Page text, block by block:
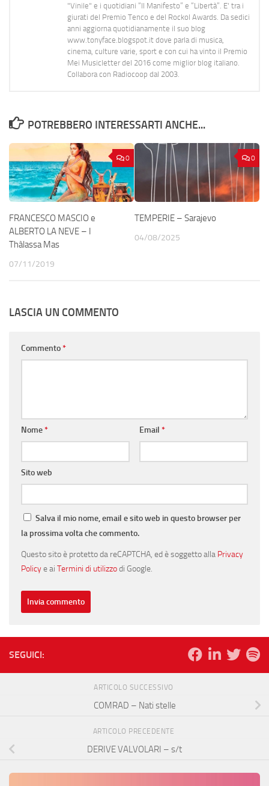
"Vinile" e i quotidiani “Il Manifesto” e “Libertà”. E' tra i
giurati del Premio Tenco e del Rockol Awards. Da sedici
anni aggiorna quotidianamente il suo blog
www.tonyface.blogspot.it dove parla di musica,
cinema, culture varie, sport e con cui ha vinto il Premio
Mei Musicletter del 2016 come miglior blog italiano.
Collabora con Radiocoop dal 2003.
POTREBBERO INTERESSARTI ANCHE...
0
FRANCESCO MASCIO e
ALBERTO LA NEVE – I
Thàlassa Mas
07/11/2019
0
TEMPERIE – Sarajevo
04/08/2025
LASCIA UN COMMENTO
Commento*
Nome* Email *
Sito web
Salva il mio nome, email e sito web in questo browser per
la prossima volta che commento.
Questo sito è protetto da reCAPTCHA, ed è soggetto alla Privacy
Policye ai Termini di utilizzodi Google.
SEGUICI:
ARTICOLO SUCCESSIVO
COMRAD – Nati stelle
ARTICOLO PRECEDENTE
DERIVE VALVOLARI – s/t